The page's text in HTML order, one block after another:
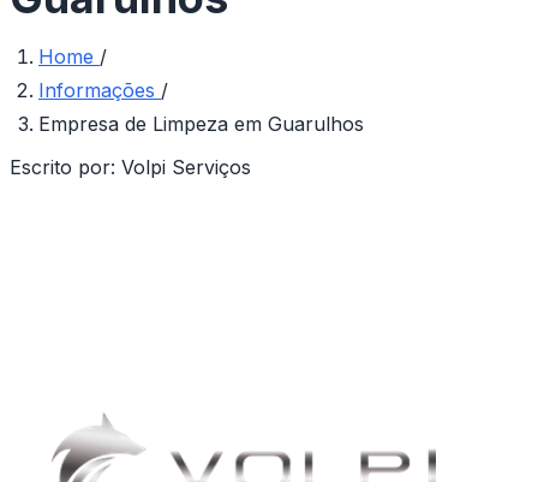
Home /
Informações /
Empresa de Limpeza em Guarulhos
Escrito por: Volpi Serviços